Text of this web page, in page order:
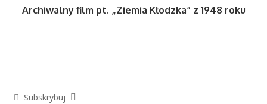
Archiwalny film pt. „Ziemia Kłodzka” z 1948 roku
Subskrybuj